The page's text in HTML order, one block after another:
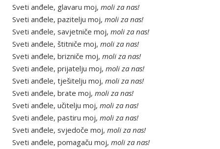
Sveti anđele, glavaru moj, moli za nas!
Sveti anđele, pazitelju moj, moli za nas!
Sveti anđele, savjetniče moj, moli za nas!
Sveti anđele, štitniče moj, moli za nas!
Sveti anđele, brizniče moj, moli za nas!
Sveti anđele, prijatelju moj, moli za nas!
Sveti anđele, tješitelju moj, moli za nas!
Sveti anđele, brate moj, moli za nas!
Sveti anđele, učitelju moj, moli za nas!
Sveti anđele, pastiru moj, moli za nas!
Sveti anđele, svjedoče moj, moli za nas!
Sveti anđele, pomagaču moj, moli za nas!